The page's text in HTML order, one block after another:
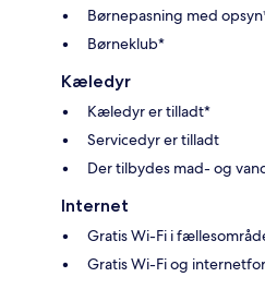
Børnepasning med
Børneklub*
Kæledyr
Kæledyr er tilladt*
Servicedyr er tilladt
Der tilbydes mad- og
Internet
Gratis Wi-Fi i
Gratis Wi-Fi og